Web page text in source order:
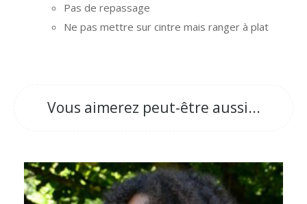
Pas de repassage
Ne pas mettre sur cintre mais ranger à plat
Vous aimerez peut-être aussi...